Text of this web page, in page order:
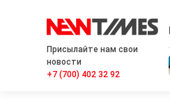
Присылайте нам свои
новости
+7 (700) 402 32 92